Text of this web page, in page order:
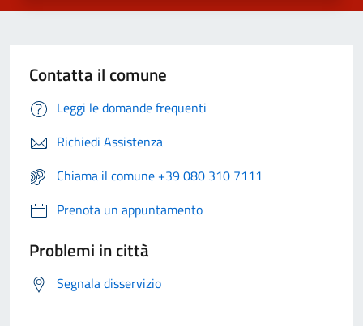
Contatta il comune
Leggi le domande frequenti
Richiedi Assistenza
Chiama il comune +39 080 310 7111
Prenota un appuntamento
Problemi in città
Segnala disservizio